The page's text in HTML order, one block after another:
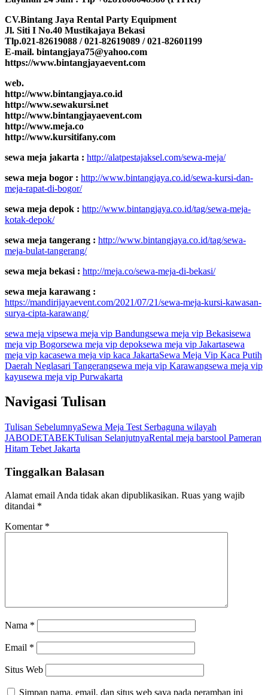
CV.Bintang Jaya Rental Party Equipment
Jl. Siti I No.40 Mustikajaya Bekasi
Tlp.021-82619088 / 021-82619089 / 021-82601199
E-mail. bintangjaya75@yahoo.com
https://www.bintangjayaevent.com
web.
http://www.bintangjaya.co.id
http://www.sewakursi.net
http://www.bintangjayaevent.com
http://www.meja.co
http://www.kursitifany.com
sewa meja jakarta : http://alatpestajaksel.com/sewa-meja/
sewa meja bogor : http://www.bintangjaya.co.id/sewa-kursi-dan-
meja-rapat-di-bogor/
sewa meja depok : http://www.bintangjaya.co.id/tag/sewa-meja-
kotak-depok/
sewa meja tangerang : http://www.bintangjaya.co.id/tag/sewa-
meja-bulat-tangerang/
sewa meja bekasi : http://meja.co/sewa-meja-di-bekasi/
sewa meja karawang :
https://mandirijayaevent.com/2021/07/21/sewa-meja-kursi-kawasan-
surya-cipta-karawang/
sewa meja vipsewa meja vip Bandungsewa meja vip Bekasisewa
meja vip Bogorsewa meja vip depoksewa meja vip Jakartasewa
meja vip kacasewa meja vip kaca JakartaSewa Meja Vip Kaca Putih
Daerah Neglasari Tangerangsewa meja vip Karawangsewa meja vip
kayusewa meja vip Purwakarta
Navigasi Tulisan
Tulisan SebelumnyaSewa Meja Test Serbaguna wilayah
JABODETABEKTulisan SelanjutnyaRental meja barstool Pameran
Hitam Tebet Jakarta
Tinggalkan Balasan
Alamat email Anda tidak akan dipublikasikan. Ruas yang wajib
ditandai *
Komentar *
Nama *
Email *
Situs Web
Simpan nama, email, dan situs web saya pada peramban ini